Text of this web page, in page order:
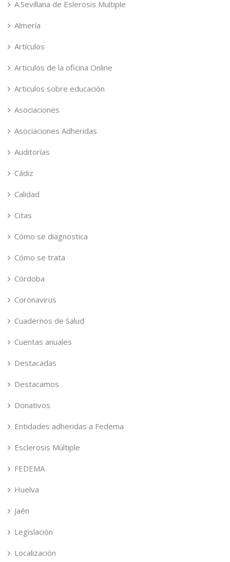
A.Sevillana de Eslerosis Multiple
Almería
Artículos
Articulos de la oficina Online
Articulos sobre educación
Asociaciones
Asociaciones Adheridas
Auditorías
Cádiz
Calidad
Citas
Cómo se diagnostica
Cómo se trata
Córdoba
Coronavirus
Cuadernos de Salud
Cuentas anuales
Destacadas
Destacamos
Donativos
Entidades adheridas a Fedema
Esclerosis Múltiple
FEDEMA
Huelva
Jaén
Legislación
Localización